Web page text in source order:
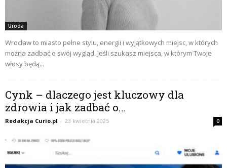
Uroda
Wrocław to miasto pełne stylu, energii i wyjątkowych miejsc, w których
można zadbać o swój wygląd. Jeśli szukasz miejsca, w którym Twoje
włosy będą...
Cynk – dlaczego jest kluczowy dla
zdrowia i jak zadbać o...
Redakcja Curio.pl - 23 kwietnia 2025 0